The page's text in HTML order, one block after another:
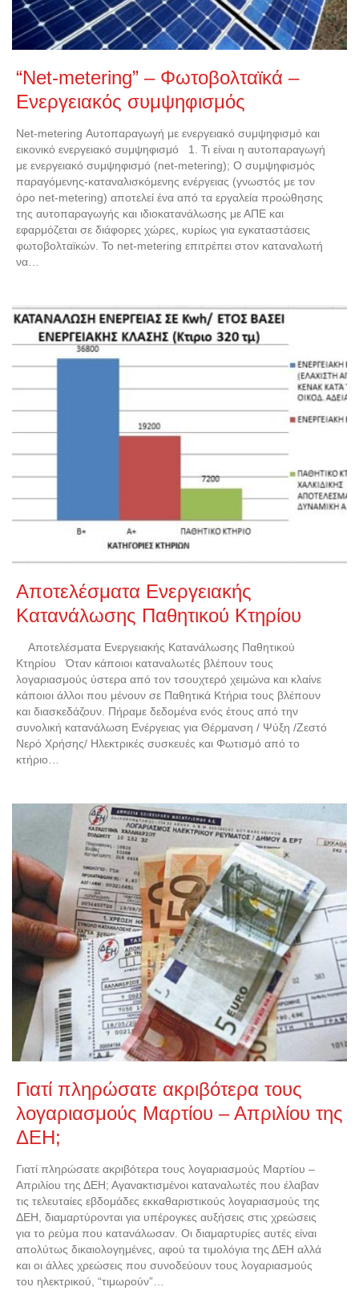
“Net-metering” – Φωτοβολταϊκά –
Ενεργειακός συμψηφισμός
Net-metering Αυτοπαραγωγή με ενεργειακό συμψηφισμό και
εικονικό ενεργειακό συμψηφισμό 1. Τι είναι η αυτοπαραγωγή
με ενεργειακό συμψηφισμό (net-metering); Ο συμψηφισμός
παραγόμενης-καταναλισκόμενης ενέργειας (γνωστός με τον
όρο net-metering) αποτελεί ένα από τα εργαλεία προώθησης
της αυτοπαραγωγής και ιδιοκατανάλωσης με ΑΠΕ και
εφαρμόζεται σε διάφορες χώρες, κυρίως για εγκαταστάσεις
φωτοβολταϊκών. Το net-metering επιτρέπει στον καταναλωτή
να…
Αποτελέσματα Ενεργειακής
Κατανάλωσης Παθητικού Κτηρίου
Αποτελέσματα Ενεργειακής Κατανάλωσης Παθητικού
Κτηρίου Όταν κάποιοι καταναλωτές βλέπουν τους
λογαριασμούς ύστερα από τον τσουχτερό χειμώνα και κλαίνε
κάποιοι άλλοι που μένουν σε Παθητικά Κτήρια τους βλέπουν
και διασκεδάζουν. Πήραμε δεδομένα ενός έτους από την
συνολική κατανάλωση Ενέργειας για Θέρμανση / Ψύξη /Ζεστό
Νερό Χρήσης/ Ηλεκτρικές συσκευές και Φωτισμό από το
κτήριο…
Γιατί πληρώσατε ακριβότερα τους
λογαριασμούς Μαρτίου – Απριλίου της
ΔΕΗ;
Γιατί πληρώσατε ακριβότερα τους λογαριασμούς Μαρτίου –
Απριλίου της ΔΕΗ; Αγανακτισμένοι καταναλωτές που έλαβαν
τις τελευταίες εβδομάδες εκκαθαριστικούς λογαριασμούς της
ΔΕΗ, διαμαρτύρονται για υπέρογκες αυξήσεις στις χρεώσεις
για το ρεύμα που κατανάλωσαν. Οι διαμαρτυρίες αυτές είναι
απολύτως δικαιολογημένες, αφού τα τιμολόγια της ΔΕΗ αλλά
και οι άλλες χρεώσεις που συνοδεύουν τους λογαριασμούς
του ηλεκτρικού, “τιμωρούν”…